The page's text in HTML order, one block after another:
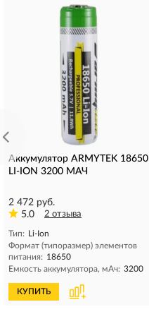
Аккумулятор ARMYTEK 18650
LI-ION 3200 МАЧ
2 472 руб.
5.0
2 отзыва
Тип: Li-Ion
Формат (типоразмер) элементов
питания: 18650
Емкость аккумулятора, мAч: 3200
КУПИТЬ